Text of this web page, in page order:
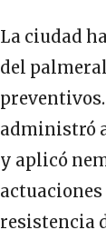
La ciudad
del
preventivos.
administró
y aplicó
resistencia